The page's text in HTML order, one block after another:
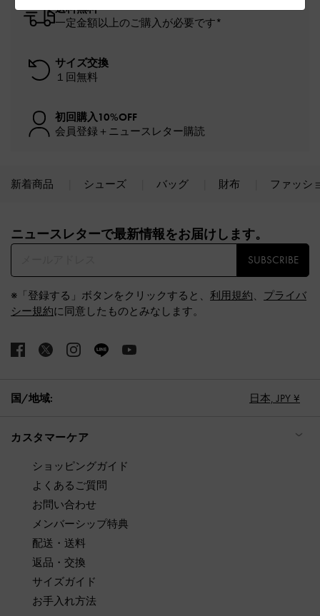
送料無料
一定金額以上のご購入が必要です*
サイズ交換
１回無料
初回購入10%OFF
会員登録＋ニュースレター購読
新着商品 シューズ バッグ 財布 ファッシ
ニュースレターで最新情報をお届けします。​
SUBSCRIBE
※「登録する」ボタンをクリックすると、 利用規約、 プライバ
シー規約に同意したものとみなします。
国/地域: 日本, JPY ¥
カスタマーケア
ショッピングガイド
よくあるご質問
お問い合わせ
メンバーシップ特典
配送・送料
返品・交換
サイズガイド
お手入れ方法